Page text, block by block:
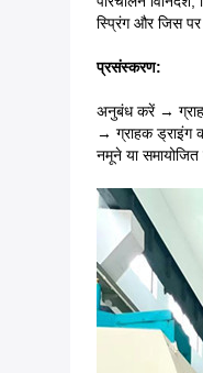
स्प्रिंग और जिस पर
प्रसंस्करण:
अनुबंध करें →
→ ग्राहक ड्राइंग
नमूने या